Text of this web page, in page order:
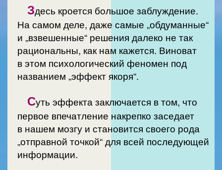
Здесь кроется большое заблуждение.
На самом деле, даже самые „обдуманные“
и „взвешенные“ решения далеко не так
рациональны, как нам кажется. Виноват
в этом психологический феномен под
названием „эффект якоря“.
Суть эффекта заключается в том, что
первое впечатление накрепко заседает
в нашем мозгу и становится своего рода
„отправной точкой“ для всей последующей
информации.